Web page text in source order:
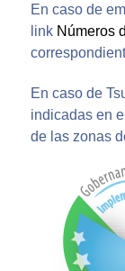
En caso de
link Números
En caso de
indicadas en
de las zonas